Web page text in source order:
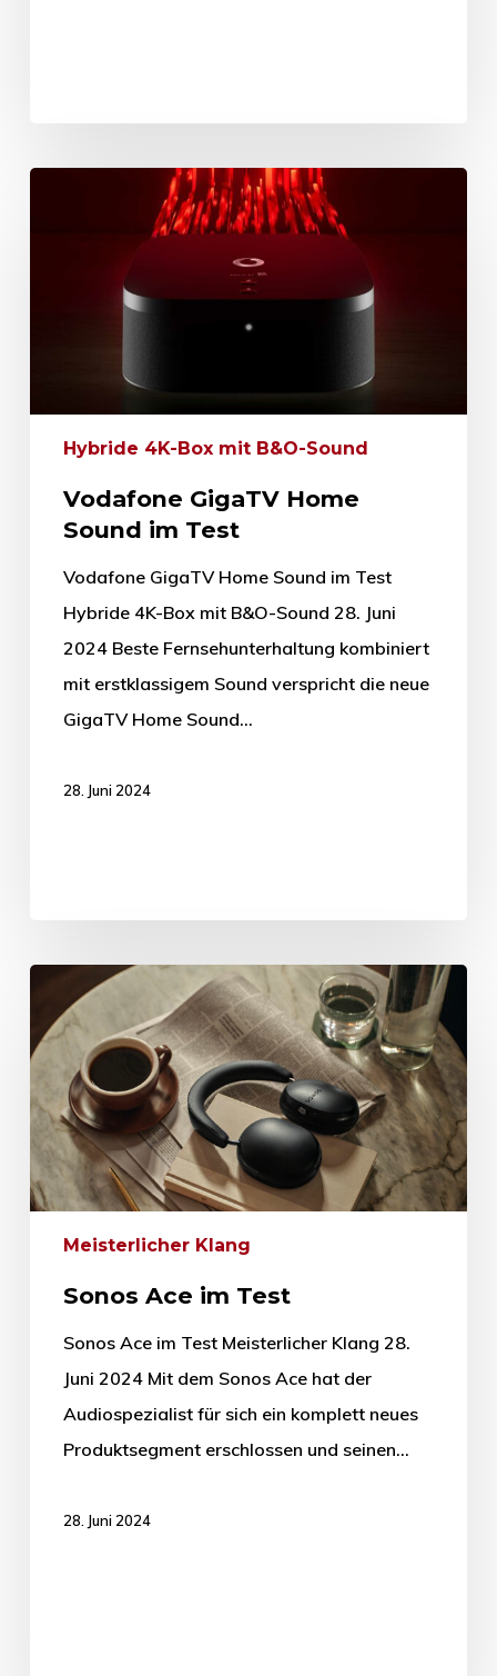
Hybride 4K-Box mit B&O-Sound
Vodafone GigaTV Home
Sound im Test
Vodafone GigaTV Home Sound im Test
Hybride 4K-Box mit B&O-Sound 28. Juni
2024 Beste Fernsehunterhaltung kombiniert
mit erstklassigem Sound verspricht die neue
GigaTV Home Sound…
28. Juni 2024
Meisterlicher Klang
Sonos Ace im Test
Sonos Ace im Test Meisterlicher Klang 28.
Juni 2024 Mit dem Sonos Ace hat der
Audiospezialist für sich ein komplett neues
Produktsegment erschlossen und seinen…
28. Juni 2024